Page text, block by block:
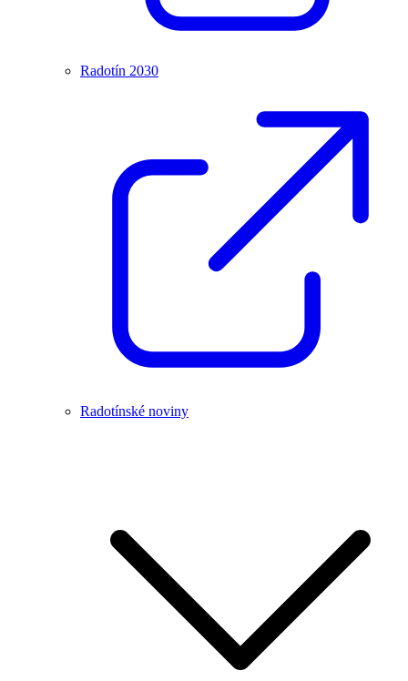
Radotín 2030
Radotínské noviny